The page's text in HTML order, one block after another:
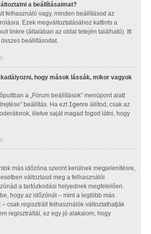
a beállításaimat?
felhasználó vagy, minden beállításod az
Ezek megváltoztatásához kattints a
linkre (általában az oldal tetején található). Itt
beállításodat.
hogy mások lássák, mikor vagyok
a „Fórum beállítások” menüpont alatt
beállítás. Ha ezt Igenre állítod, csak az
illetve saját magad fogod látni, hogy
más időzóna szerint kerülnek megjelenítésre,
változtasd meg a felhasználói
a tartózkodási helyednek megfelelően.
hogy az időzónát – mint a legtöbb más
csak regisztrált felhasználók változtathatják
regisztráltál, ez egy jó alakalom, hogy